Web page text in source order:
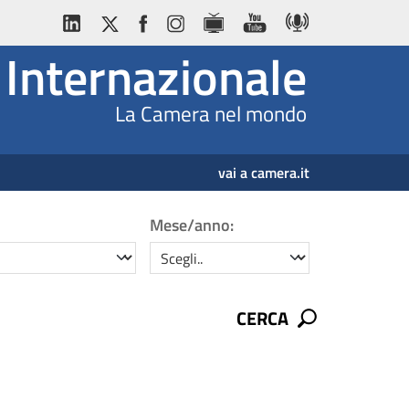
Internazionale
La Camera nel mondo
vai a camera.it
Mese/anno:
mese/anno
CERCA